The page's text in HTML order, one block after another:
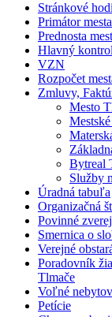
Stránkové
Primátor mesta
Prednosta
Hlavný
VZN
Rozpočet
Zmluvy,
Mesto
Bytreal
Služby
Úradná tabuľa
Organizačná
Povinné
Smernica o
Verejné
Poradovník
Tlmače
Voľné
Petície